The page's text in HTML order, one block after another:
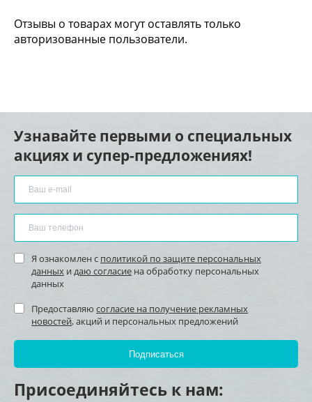
Отзывы о товарах могут оставлять только
авторизованные пользователи.
Узнавайте первыми о специальных
акциях и супер-предложениях!
Я ознакомлен с политикой по защите персональных
данных и даю согласие на обработку персональных
данных
Предоставляю согласие на получение рекламных
новостей, акций и персональных предложений
Присоединяйтесь к нам: